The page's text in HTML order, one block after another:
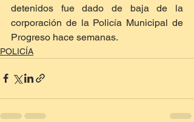
detenidos fue dado de baja de la
corporación de la Policía Municipal de
Progreso hace semanas.
POLICÍA